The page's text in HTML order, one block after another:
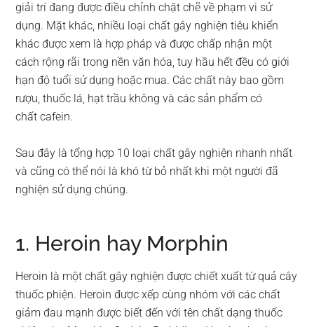
giải trí đang được điều chỉnh chặt chẽ về phạm vi sử
dụng. Mặt khác, nhiều loại chất gây nghiện tiêu khiển
khác được xem là hợp pháp và được chấp nhận một
cách rộng rãi trong nền văn hóa, tuy hầu hết đều có giới
hạn độ tuổi sử dụng hoặc mua. Các chất này bao gồm
rượu, thuốc lá, hạt trầu không và các sản phẩm có
chất cafein.
Sau đây là tổng hợp 10 loại chất gây nghiện nhanh nhất
và cũng có thể nói là khó từ bỏ nhất khi một người đã
nghiện sử dụng chúng.
1. Heroin hay Morphin
Heroin là một chất gây nghiện được chiết xuất từ quả cây
thuốc phiện. Heroin được xếp cùng nhóm với các chất
giảm đau mạnh được biết đến với tên chất dạng thuốc